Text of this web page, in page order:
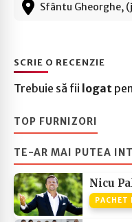
Sfântu Gheorghe,
SCRIE O RECENZIE
Trebuie să fii logat
TOP FURNIZORI
TE-AR MAI PUTEA
Nicu
PACHET